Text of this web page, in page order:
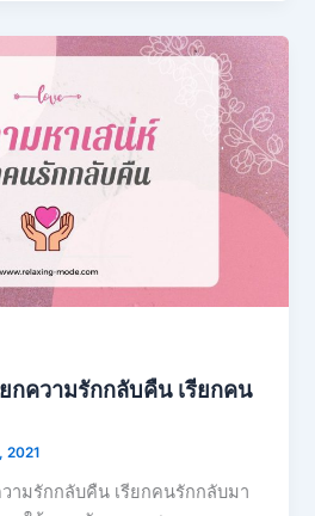
กความรักกลับคืน เรียกคน
2021
ามรักกลับคืน เรียกคนรักกลับมา